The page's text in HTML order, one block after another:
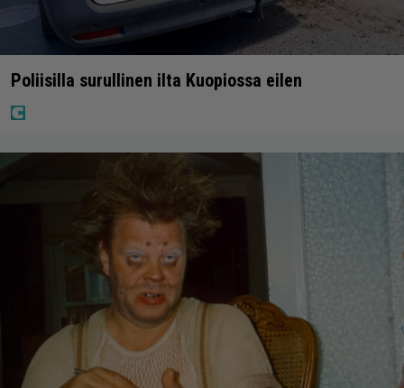
Poliisilla surullinen ilta Kuopiossa eilen